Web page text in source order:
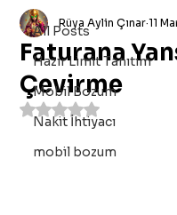
All Posts
Hazır Limit Tanıtım
Mobil Bozum
Nakit İhtiyacı
mobil bozum
Faturana
Çevirme
Rüya Aylin Çınar 11
5 üzerinden NaN